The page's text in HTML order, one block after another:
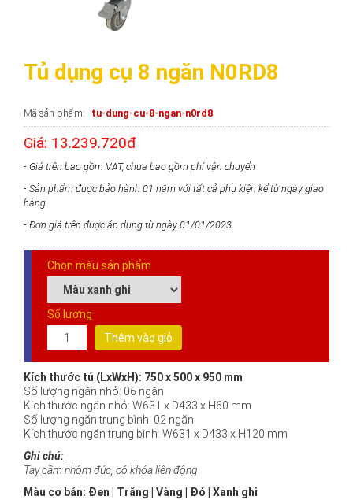
Tủ dụng cụ 8 ngăn N0RD8
Mã sản phẩm tu-dung-cu-8-ngan-n0rd8
Giá: 13.239.720đ
- Giá trên bao gồm VAT, chưa bao gồm phí vận chuyển
- Sản phẩm được bảo hành 01 năm với tất cả phụ kiện kể từ ngày giao
hàng.
- Đơn giá trên được áp dụng từ ngày 01/01/2023
Chọn màu sản phẩm
Số lượng
Thêm vào giỏ
Kích thước tủ (LxWxH): 750 x 500 x 950 mm
Số lượng ngăn nhỏ: 06 ngăn
Kích thước ngăn nhỏ: W631 x D433 x H60 mm
Số lượng ngăn trung bình: 02 ngăn
Kích thước ngăn trung bình: W631 x D433 x H120 mm
Ghi chú:
Tay cầm nhôm đúc, có khóa liên động
Màu cơ bản: Đen | Trắng | Vàng | Đỏ | Xanh ghi